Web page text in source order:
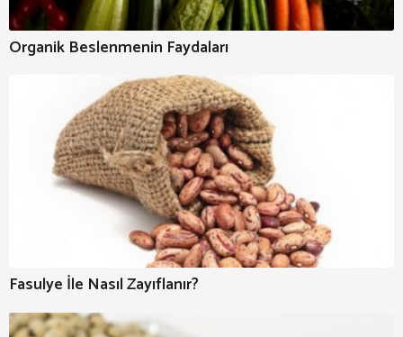
Organik Beslenmenin Faydaları
Fasulye İle Nasıl Zayıflanır?